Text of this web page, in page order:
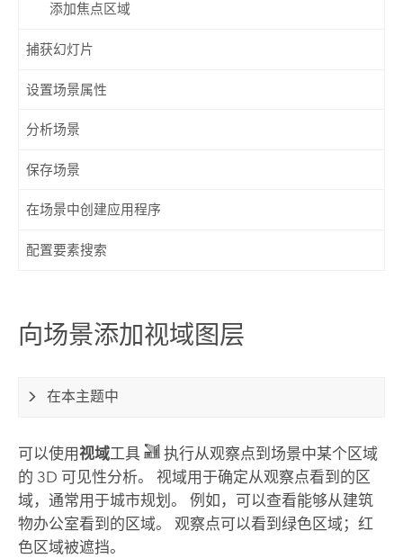
添加焦点区域
捕获幻灯片
设置场景属性
分析场景
保存场景
在场景中创建应用程序
配置要素搜索
向场景添加视域图层
在本主题中
可以使用视域工具
执行从观察点到场景中某个区域
的 3D 可见性分析。 视域用于确定从观察点看到的区
域，通常用于城市规划。 例如，可以查看能够从建筑
物办公室看到的区域。 观察点可以看到绿色区域；红
色区域被遮挡。